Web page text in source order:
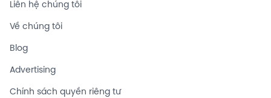
Liên hệ chúng tôi
Về chúng tôi
Blog
Advertising
Chính sách quyền riêng tư